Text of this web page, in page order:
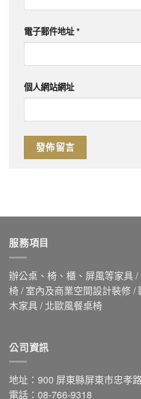
電子郵件地址*
個人網站網址
服務項目
辦公桌、椅、櫃、屏風等家具
椅 / 室內及商業空間設計裝修 /
木家具 / 北歐風餐桌椅
公司資訊
地址：900 屏東縣屏東市忠孝
電話：08-766-9318